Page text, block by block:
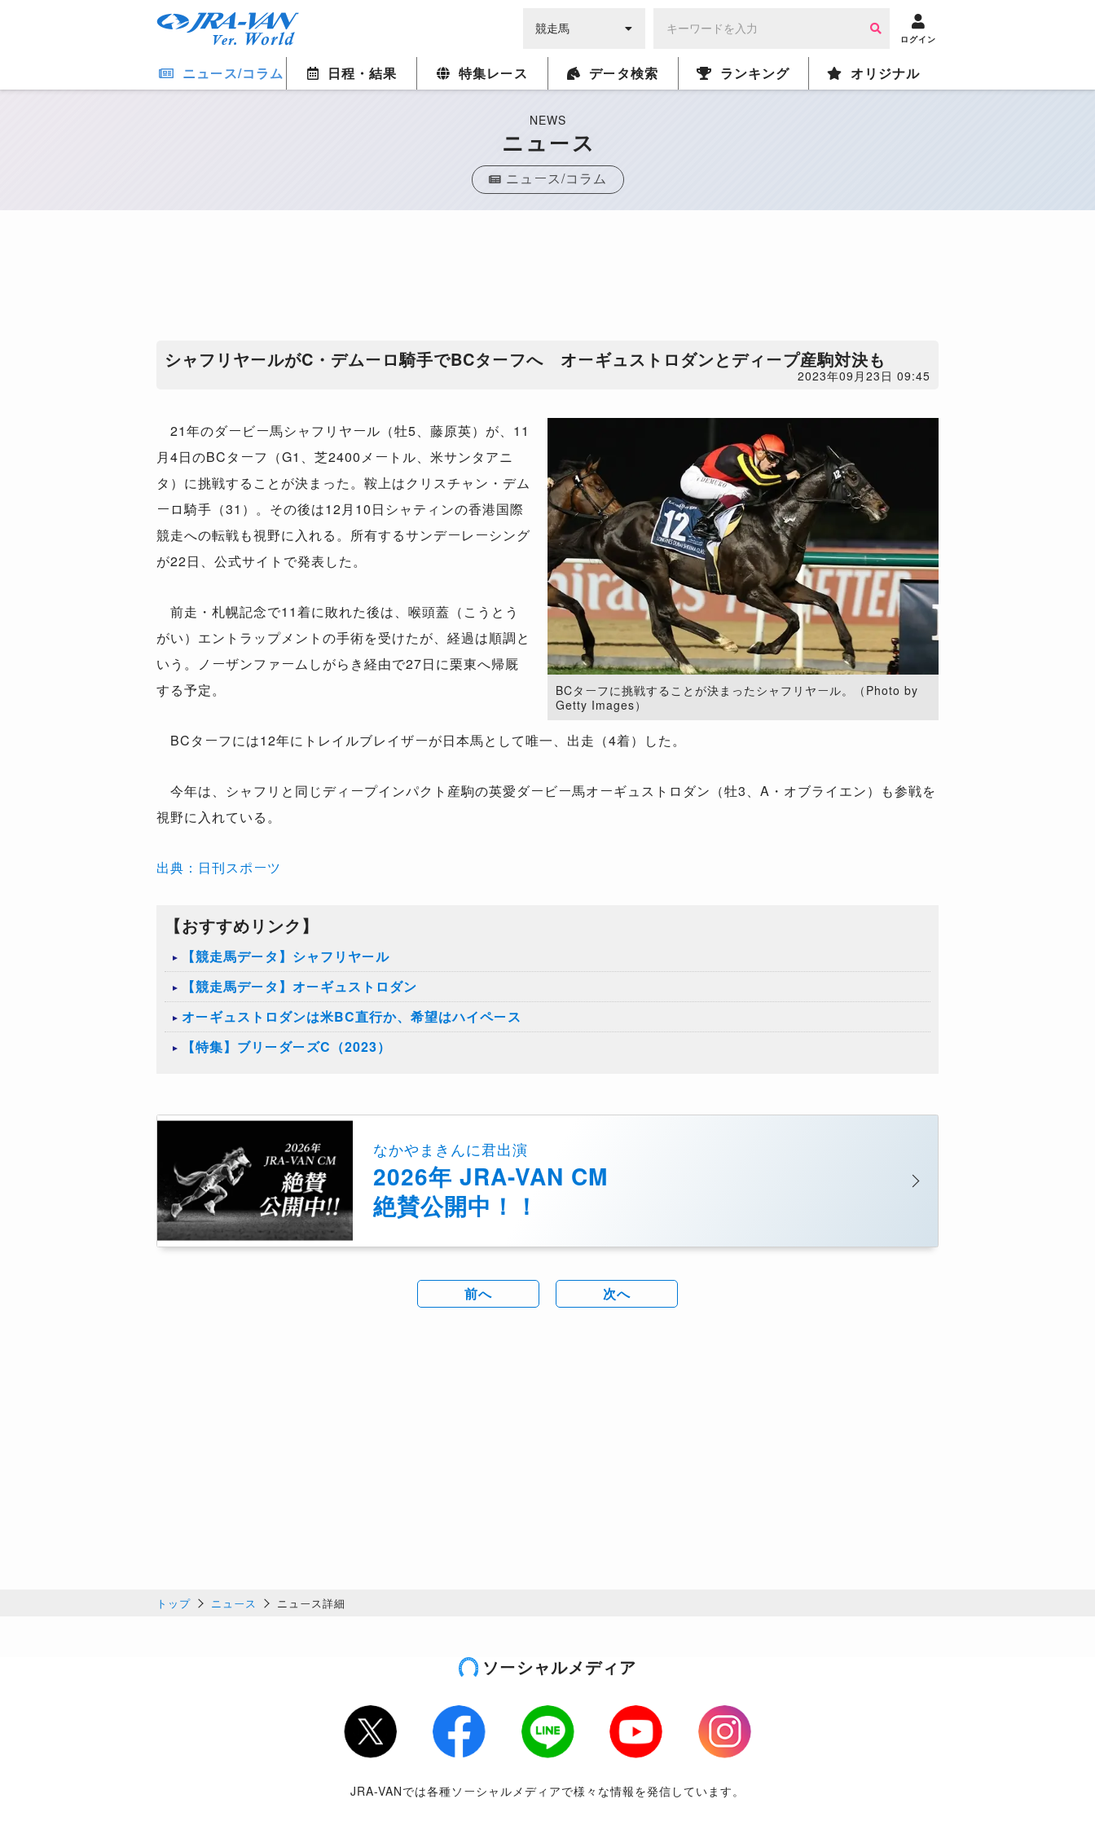
ログイン
ニュース/コラム 日程・結果 特集レース データ検索 ランキング オリジナル
NEWS
ニュース
ニュース/コラム
シャフリヤールがC・デムーロ騎手でBCターフへ オーギュストロダンとディープ産駒対決も
2023年09月23日 09:45
BCターフに挑戦することが決まったシャフリヤール。（Photo by
Getty Images）
21年のダービー馬シャフリヤール（牡5、藤原英）が、11
月4日のBCターフ（G1、芝2400メートル、米サンタアニ
タ）に挑戦することが決まった。鞍上はクリスチャン・デム
ーロ騎手（31）。その後は12月10日シャティンの香港国際
競走への転戦も視野に入れる。所有するサンデーレーシング
が22日、公式サイトで発表した。
前走・札幌記念で11着に敗れた後は、喉頭蓋（こうとう
がい）エントラップメントの手術を受けたが、経過は順調と
いう。ノーザンファームしがらき経由で27日に栗東へ帰厩
する予定。
BCターフには12年にトレイルブレイザーが日本馬として唯一、出走（4着）した。
今年は、シャフリと同じディープインパクト産駒の英愛ダービー馬オーギュストロダン（牡3、A・オブライエン）も参戦を
視野に入れている。
出典：日刊スポーツ
【おすすめリンク】
【競走馬データ】シャフリヤール
【競走馬データ】オーギュストロダン
オーギュストロダンは米BC直行か、希望はハイペース
【特集】ブリーダーズC（2023）
なかやまきんに君出演
2026年 JRA-VAN CM
絶賛公開中！！
前へ 次へ
トップ ニュース ニュース詳細
ソーシャルメディア
Twitter Facebook LINE Youtube
Instagram
JRA-VANでは各種ソーシャルメディアで様々な情報を発信しています。